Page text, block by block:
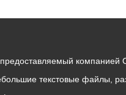
предоставляемый
текстовые файлы,